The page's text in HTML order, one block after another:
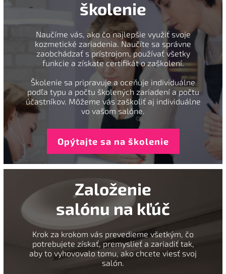
školenie
Naučíme vás, ako čo najlepšie využiť svoje
kozmetické zariadenia. Naučíte sa správne
zaobchádzať s prístrojom, používať všetky
funkcie a získate certifikát o zaškolení.
Školenie sa pripravuje a oceňuje individuálne
podľa typu a počtu školených zariadení a počtu
účastníkov. Môžeme vás zaškoliť aj individuálne
vo vašom salóne.
Opýtajte sa na školenie
Založenie
salónu na kľúč
Krok za krokom vás prevedieme všetkým, čo
potrebujete získať, premyslieť a zariadiť tak,
aby to vyhovovalo tomu, ako chcete viesť svoj
salón.